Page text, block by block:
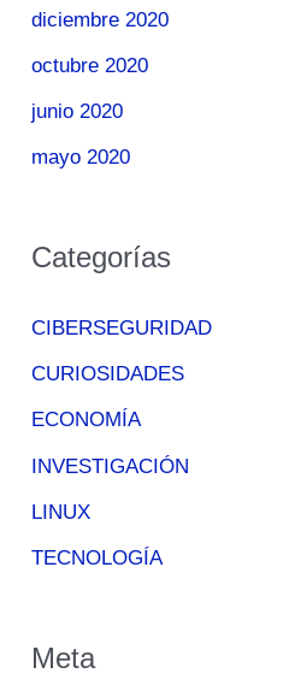
diciembre 2020
octubre 2020
junio 2020
mayo 2020
Categorías
CIBERSEGURIDAD
CURIOSIDADES
ECONOMÍA
INVESTIGACIÓN
LINUX
TECNOLOGÍA
Meta